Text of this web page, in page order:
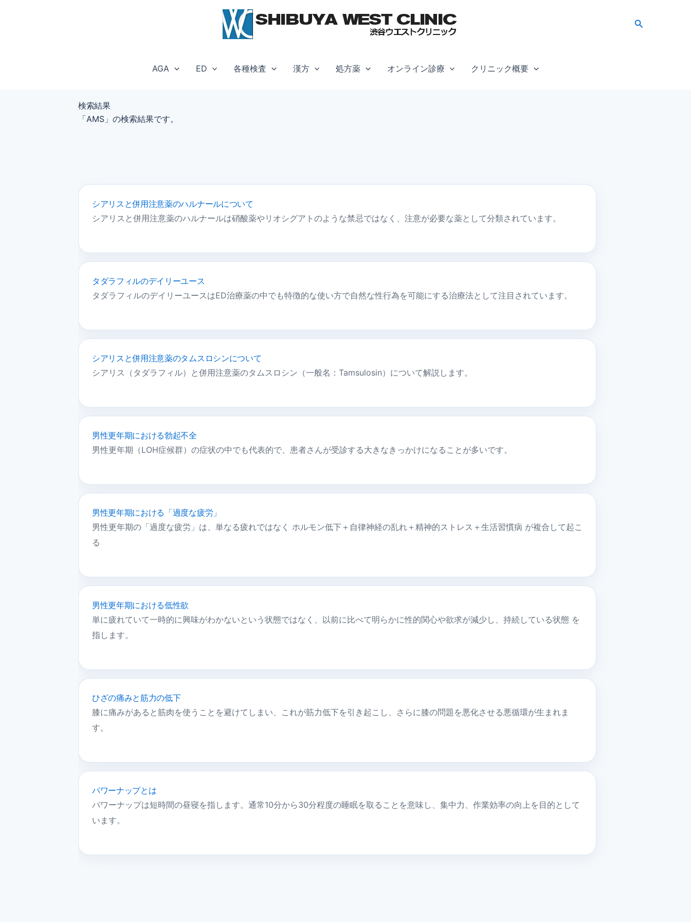
検
AGA ED 各種検査 漢方 処方薬 オンライン診療 クリニック概要
検索結果
「AMS」の検索結果です。
シアリスと併用注意薬のハルナールについて
シアリスと併用注意薬のハルナールは硝酸薬やリオシグアトのような禁忌ではなく、注意が必要な薬として分類されています。
タダラフィルのデイリーユース
タダラフィルのデイリーユースはED治療薬の中でも特徴的な使い方で自然な性行為を可能にする治療法として注目されています。
シアリスと併用注意薬のタムスロシンについて
シアリス（タダラフィル）と併用注意薬のタムスロシン（一般名：Tamsulosin）について解説します。
男性更年期における勃起不全
男性更年期（LOH症候群）の症状の中でも代表的で、患者さんが受診する大きなきっかけになることが多いです。
男性更年期における「過度な疲労」
男性更年期の「過度な疲労」は、単なる疲れではなく ホルモン低下＋自律神経の乱れ＋精神的ストレス＋生活習慣病 が複合して起こ
る
男性更年期における低性欲
単に疲れていて一時的に興味がわかないという状態ではなく、以前に比べて明らかに性的関心や欲求が減少し、持続している状態 を
指します。
ひざの痛みと筋力の低下
膝に痛みがあると筋肉を使うことを避けてしまい、これが筋力低下を引き起こし、さらに膝の問題を悪化させる悪循環が生まれま
す。
パワーナップとは
パワーナップは短時間の昼寝を指します。通常10分から30分程度の睡眠を取ることを意味し、集中力、作業効率の向上を目的として
います。